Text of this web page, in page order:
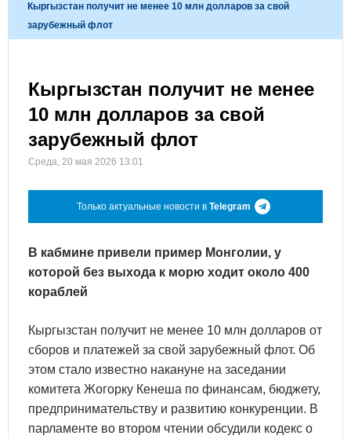
Кыргызстан получит не менее 10 млн долларов за свой
зарубежный флот
Кыргызстан получит не менее
10 млн долларов за свой
зарубежный флот
Среда, 20 мая 2026 13:01
Только актуальные новости в Telegram
В кабмине привели пример Монголии, у
которой без выхода к морю ходит около 400
кораблей
Кыргызстан получит не менее 10 млн долларов от
сборов и платежей за свой зарубежный флот. Об
этом стало известно накануне на заседании
комитета Жогорку Кенеша по финансам, бюджету,
предпринимательству и развитию конкуренции. В
парламенте во втором чтении обсудили кодекс о